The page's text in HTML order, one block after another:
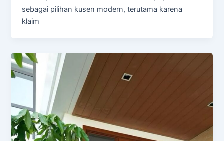
sebagai pilihan kusen modern, terutama karena
klaim